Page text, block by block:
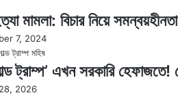
মামলা: বিচার নিয়ে সমন্বয়হীনতা
7, 2024
ট্রাম্প’ এখন সরকারি হেফাজতে!
2026